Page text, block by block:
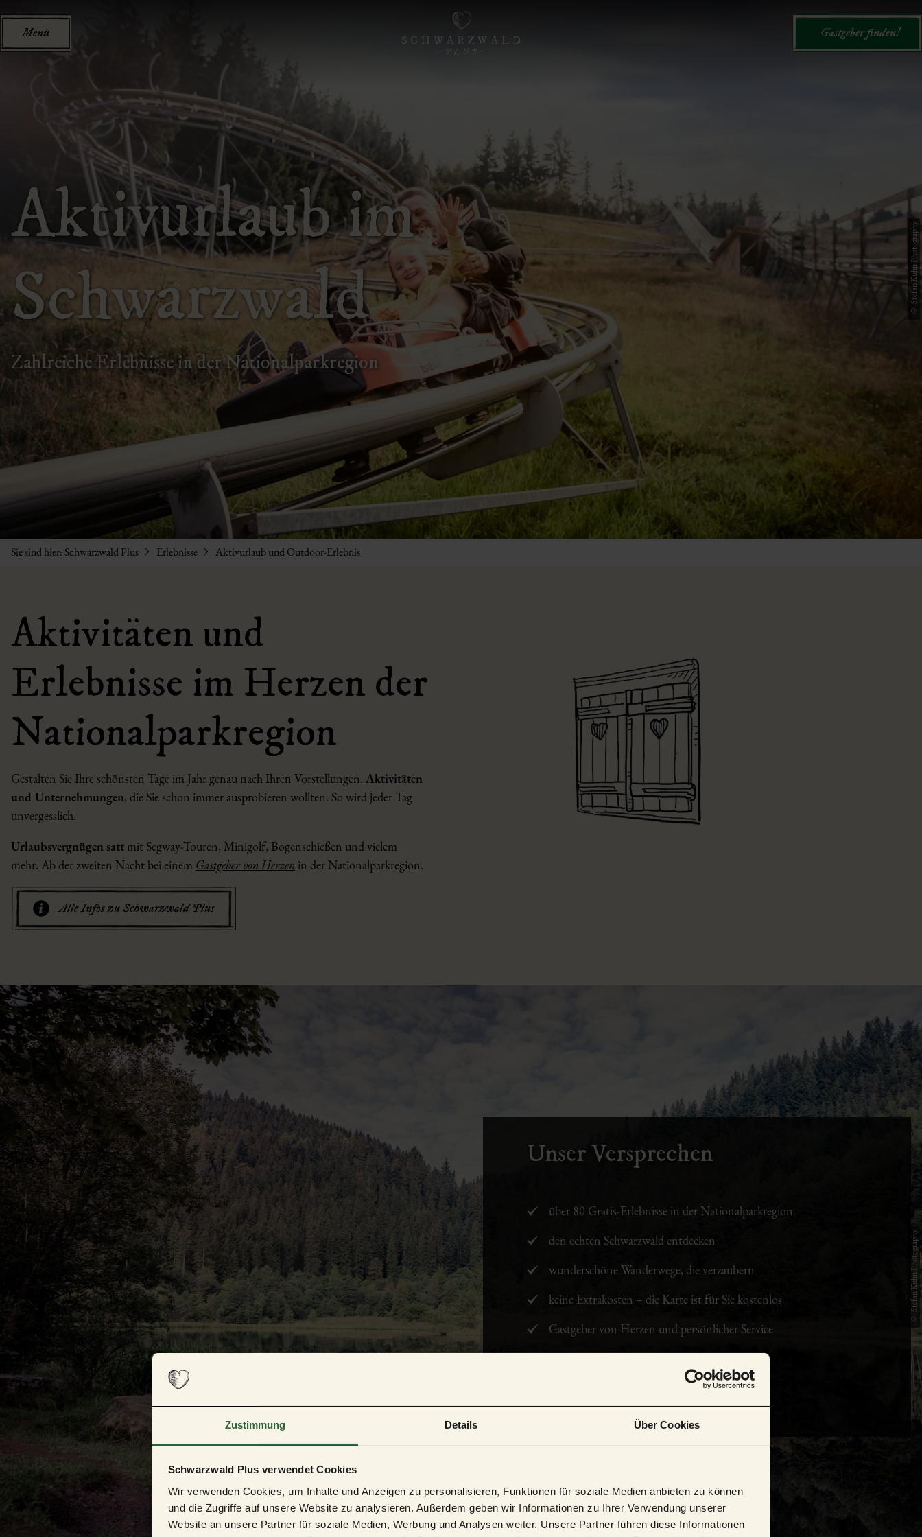
Zustimmung Details Über Cookies
Schwarzwald Plus verwendet Cookies
Wir verwenden Cookies, um Inhalte und Anzeigen zu personalisieren, Funktionen für soziale Medien anbieten zu können
und die Zugriffe auf unsere Website zu analysieren. Außerdem geben wir Informationen zu Ihrer Verwendung unserer
Website an unsere Partner für soziale Medien, Werbung und Analysen weiter. Unsere Partner führen diese Informationen
Menü Gastgeber finden!
© Stefan Kuhn Photography
Aktivurlaub im
Schwarzwald
Zahlreiche Erlebnisse in der Nationalparkregion
Sie sind hier: Schwarzwald Plus Erlebnisse Aktivurlaub und Outdoor-Erlebnis
Aktivitäten und
Erlebnisse im Herzen der
Nationalparkregion
Gestalten Sie Ihre schönsten Tage im Jahr genau nach Ihren Vorstellungen. Aktivitäten
und Unternehmungen, die Sie schon immer ausprobieren wollten. So wird jeder Tag
unvergesslich.
Urlaubsvergnügen satt mit Segway-Touren, Minigolf, Bogenschießen und vielem
mehr. Ab der zweiten Nacht bei einem Gastgeber von Herzen in der Nationalparkregion.
Alle Infos zu Schwarzwald Plus
© Stefan Kuhn Photography
Unser Versprechen
über 80 Gratis-Erlebnisse in der Nationalparkregion
den echten Schwarzwald entdecken
wunderschöne Wanderwege, die verzaubern
keine Extrakosten – die Karte ist für Sie kostenlos
Gastgeber von Herzen und persönlicher Service
Gastgeber von Herzen finden!